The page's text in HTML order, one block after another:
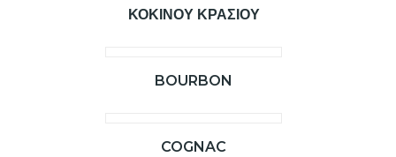
ΚΟΚΙΝΟΥ ΚΡΑΣΙΟΥ
BOURBON
COGNAC